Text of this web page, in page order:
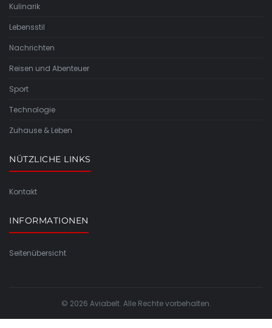
Kulinarik
Lebensstil
Nachrichten
Reisen und Abenteuer
Sport
Technologie
Zuhause & Leben
NÜTZLICHE LINKS
Kontakt
INFORMATIONEN
Seitenübersicht
© 2026 Aviabelt. Alle Rechte vorbehalten.